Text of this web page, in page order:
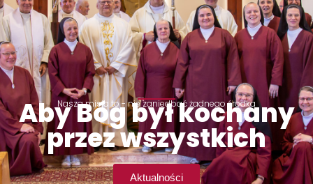
Nasza misja to - nie zaniedbać żadnego środka
Aby Bóg był kochany
przez wszystkich
Aktualności